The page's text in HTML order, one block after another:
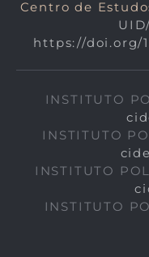
Centro de
https://doi.org/
INSTITUTO
INSTITUTO
INSTITUTO
INSTITUTO